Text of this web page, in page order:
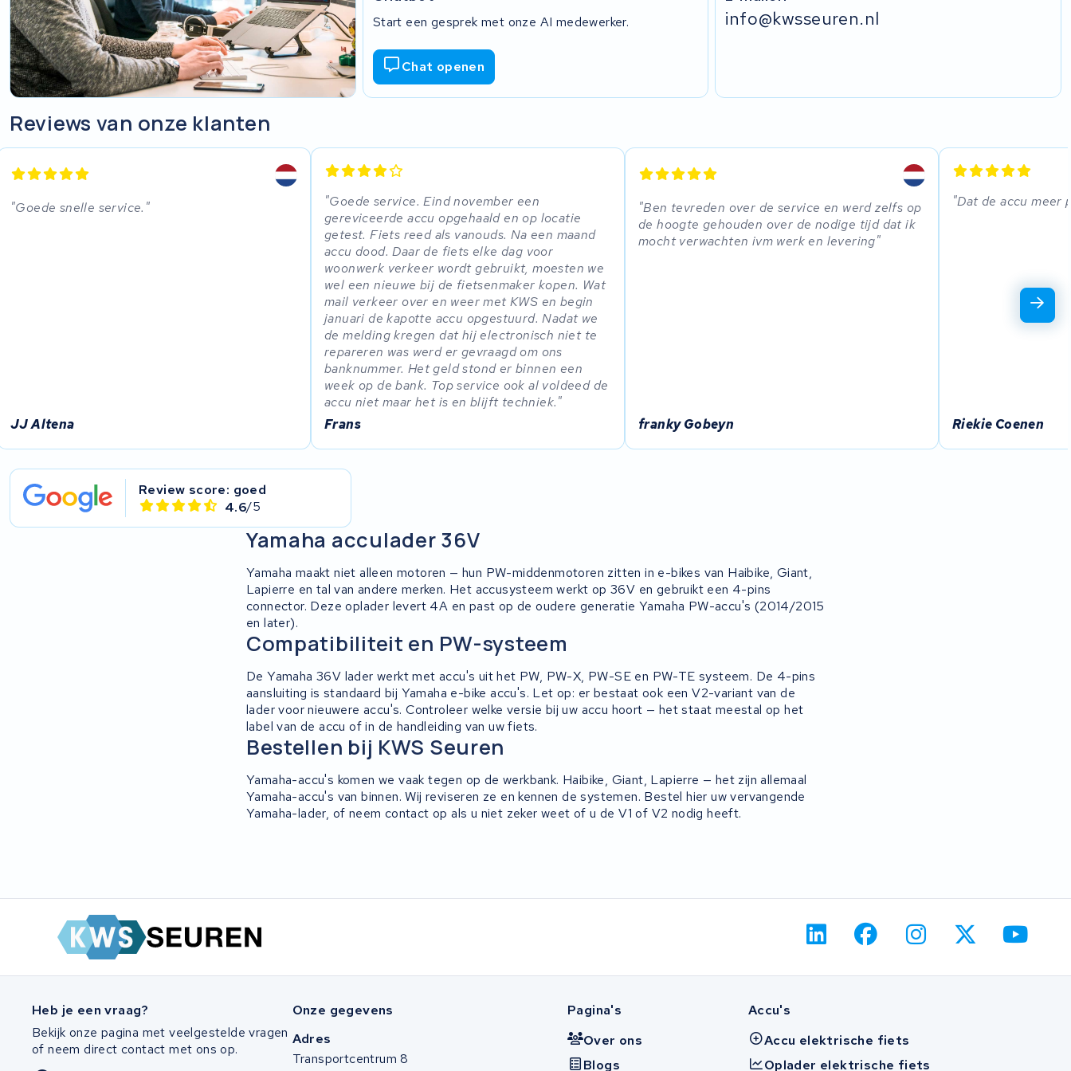
info@kwsseuren.nl
Start een gesprek met onze AI medewerker.
Chat openen
Reviews van onze klanten
Goede snelle service.
JJ Altena
Goede service. Eind november een
gereviceerde accu opgehaald en op locatie
getest. Fiets reed als vanouds. Na een maand
accu dood. Daar de fiets elke dag voor
woonwerk verkeer wordt gebruikt, moesten we
wel een nieuwe bij de fietsenmaker kopen. Wat
mail verkeer over en weer met KWS en begin
januari de kapotte accu opgestuurd. Nadat we
de melding kregen dat hij electronisch niet te
repareren was werd er gevraagd om ons
banknummer. Het geld stond er binnen een
week op de bank. Top service ook al voldeed de
accu niet maar het is en blijft techniek.
Frans
Ben tevreden over de service en werd zelfs op
de hoogte gehouden over de nodige tijd dat ik
mocht verwachten ivm werk en levering
franky Gobeyn
Dat de accu meer
Riekie Coenen
Review score: goed
4.6/5
Yamaha acculader 36V
Yamaha maakt niet alleen motoren — hun PW-middenmotoren zitten in e-bikes van Haibike, Giant,
Lapierre en tal van andere merken. Het accusysteem werkt op 36V en gebruikt een 4-pins
connector. Deze oplader levert 4A en past op de oudere generatie Yamaha PW-accu's (2014/2015
en later).
Compatibiliteit en PW-systeem
De Yamaha 36V lader werkt met accu's uit het PW, PW-X, PW-SE en PW-TE systeem. De 4-pins
aansluiting is standaard bij Yamaha e-bike accu's. Let op: er bestaat ook een V2-variant van de
lader voor nieuwere accu's. Controleer welke versie bij uw accu hoort — het staat meestal op het
label van de accu of in de handleiding van uw fiets.
Bestellen bij KWS Seuren
Yamaha-accu's komen we vaak tegen op de werkbank. Haibike, Giant, Lapierre — het zijn allemaal
Yamaha-accu's van binnen. Wij reviseren ze en kennen de systemen. Bestel hier uw vervangende
Yamaha-lader, of neem contact op als u niet zeker weet of u de V1 of V2 nodig heeft.
Heb je een vraag?
Bekijk onze pagina met veelgestelde vragen
of neem direct contact met ons op.
Onze gegevens
Adres
Transportcentrum 8
Pagina's
Over ons
Blogs
Accu's
Accu elektrische fiets
Oplader elektrische fiets